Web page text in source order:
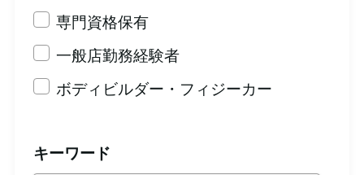
専門資格保有
一般店勤務経験者
ボディビルダー・フィジーカー
キーワード